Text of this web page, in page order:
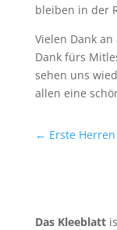
bleiben in der
Vielen Dank
Dank fürs
sehen uns
allen eine
← Erste
Das Kleeblatt